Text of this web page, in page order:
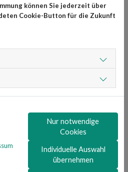
Gruppe der Stimulanzien und
der Botenstoffe
im Gehirn. Über diese
sie werden ausgeschüttet und
Dann werden sie
bleiben die Botenstoffe
und Wachheit
mit ADHS konzentrierter am
nicht mehr so aufgedreht und
können Sie jederzeit über
Cookie-Button für die Zukunft
Nur notwendige
Cookies
Individuelle Auswahl
übernehmen